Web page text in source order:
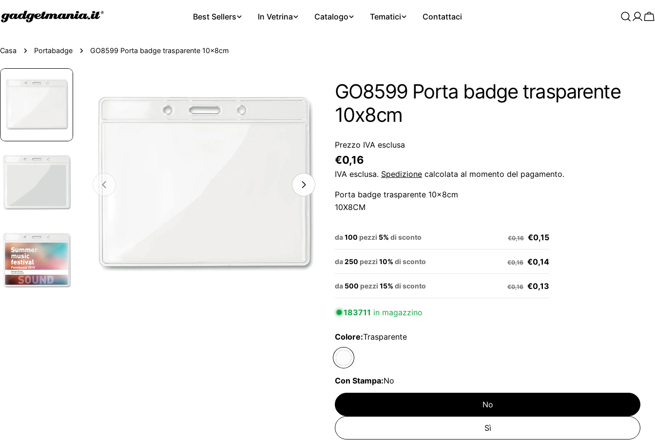
Best Sellers In Vetrina Catalogo Tematici Contattaci
Casa Portabadge GO8599 Porta badge trasparente 10x8cm
informazioni
prodotto
GO8599 Porta badge trasparente
10x8cm
Prezzo IVA esclusa
Prezzo
regolare
€0,16
IVA esclusa. Spedizione calcolata al momento del pagamento.
Porta badge trasparente 10x8cm
10X8CM
da100 pezzi 5% di sconto €0,16 €0,15
da250 pezzi 10% di sconto €0,16 €0,14
da 500 pezzi 15% di sconto €0,16 €0,13
183711 in magazzino
Colore:Trasparente
Con Stampa:No
No
Sì